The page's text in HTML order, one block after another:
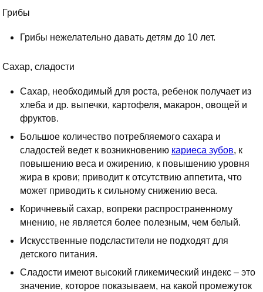
Грибы
Грибы нежелательно давать детям до 10 лет.
Сахар, сладости
Сахар, необходимый для роста, ребенок получает из
хлеба и др. выпечки, картофеля, макарон, овощей и
фруктов.
Большое количество потребляемого сахара и
сладостей ведет к возникновению кариеса зубов, к
повышению веса и ожирению, к повышению уровня
жира в крови; приводит к отсутствию аппетита, что
может приводить к сильному снижению веса.
Коричневый сахар, вопреки распространенному
мнению, не является более полезным, чем белый.
Искусственные подсластители не подходят для
детского питания.
Сладости имеют высокий гликемический индекс – это
значение, которое показываем, на какой промежуток